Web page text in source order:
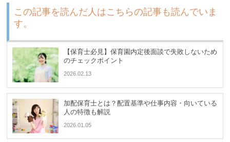
この記事を読んだ人はこちらの記事も読んでいま
す。
【保育士必見】保育園内定後面談で失敗しないため
のチェックポイント
2026.02.13
加配保育士とは？配置基準や仕事内容・向いている
人の特徴も解説
2026.01.05